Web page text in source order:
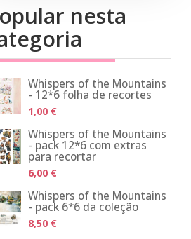
nesta
Whispers of the Mountains
- 12*6 folha de recortes
1,00 €
Whispers of the Mountains
- pack 12*6 com extras
para recortar
6,00 €
Whispers of the Mountains
- pack 6*6 da coleção
8,50 €